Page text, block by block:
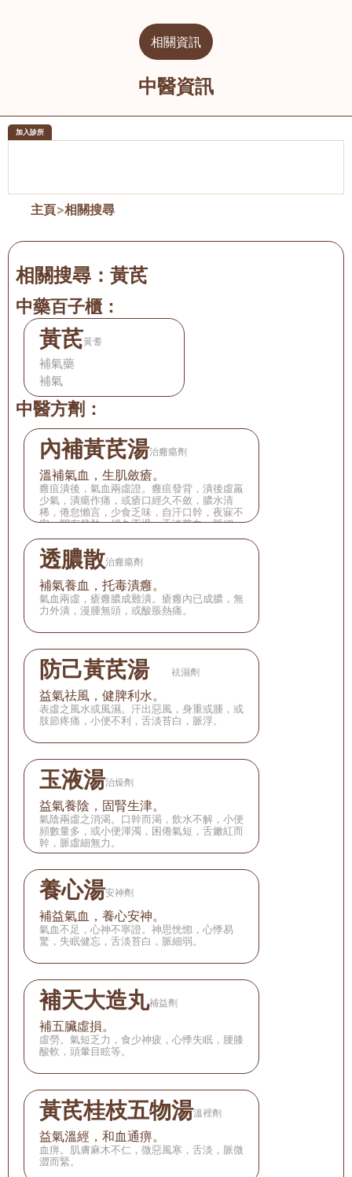
相關資訊
中醫資訊
加入診所
主頁>相關搜尋
相關搜尋： 黃芪
中藥百子櫃：
黃芪黃耆
補氣藥
補氣
中醫方劑：
內補黃芪湯治癰瘍劑
溫補氣血，生肌斂瘡。
癰疽潰後，氣血兩虛證。癰疽發背，潰後虛羸
少氣，潰瘍作痛，或瘡口經久不斂，膿水清
稀，倦怠懶言，少食乏味，自汗口幹，夜寐不
安，間有發熱，經久不退，舌淡苔白，脈細
透膿散治癰瘍劑
補氣養血，托毒潰癰。
氣血兩虛，瘡癰膿成難潰。瘡癰內已成膿，無
力外潰，漫腫無頭，或酸脹熱痛。
防己黃芪湯 祛濕劑
益氣祛風，健脾利水。
表虛之風水或風濕。汗出惡風，身重或腫，或
肢節疼痛，小便不利，舌淡苔白，脈浮。
玉液湯治燥劑
益氣養陰，固腎生津。
氣陰兩虛之消渴。口幹而渴，飲水不解，小便
頻數量多，或小便渾濁，困倦氣短，舌嫩紅而
幹，脈虛細無力。
養心湯安神劑
補益氣血，養心安神。
氣血不足，心神不寧證。神思恍惚，心悸易
驚，失眠健忘，舌淡苔白，脈細弱。
補天大造丸補益劑
補五臟虛損。
虛勞。氣短乏力，食少神疲，心悸失眠，腰膝
酸軟，頭暈目眩等。
黃芪桂枝五物湯溫裡劑
益氣溫經，和血通痹。
血痹。肌膚麻木不仁，微惡風寒，舌淡，脈微
澀而緊。